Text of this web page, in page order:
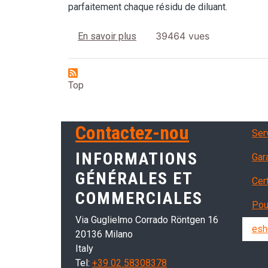
parfaitement chaque résidu de diluant.
En savoir plus sur Cuves à ultrasons pour le
39464 vues
Top
Contactez-nou
INFORMATIONS
GÉNÉRALES ET
COMMERCIALES
Via Guglielmo Corrado Röntgen 16
20136 Milano
Italy
Tel: +39 02 58308378